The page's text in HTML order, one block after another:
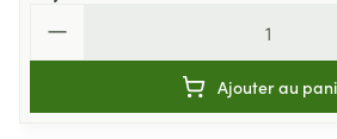
Ajouter au